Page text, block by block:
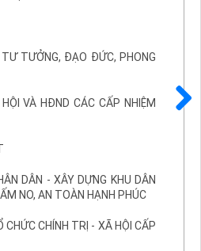
TƯỞNG, ĐẠO ĐỨC, PHONG
VÀ HĐND CÁC CẤP NHIỆM
DÂN - XÂY DỰNG KHU DÂN
NO, AN TOÀN HẠNH PHÚC
CHỨC CHÍNH TRỊ - XÃ HỘI CẤP